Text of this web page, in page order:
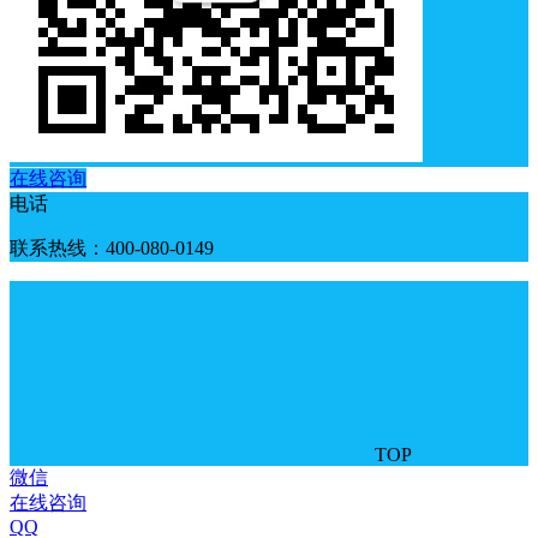
在线咨询
电话
联系热线：400-080-0149
TOP
微信
在线咨询
QQ